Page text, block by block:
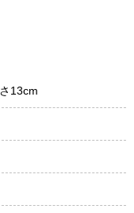
13cm